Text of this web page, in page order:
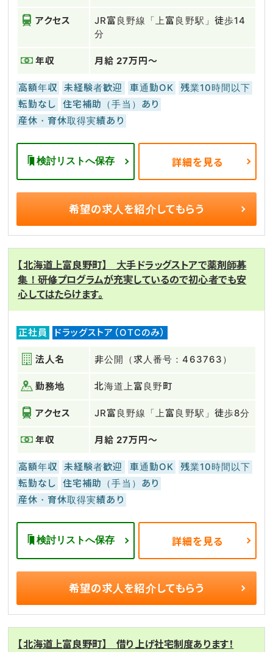
アクセス
JR富良野線「上富良野駅」徒歩14
分
年収 月給 27万円～
高額年収 未経験者歓迎 車通勤OK
残業10時間以下
転勤なし
住宅補助（手当）あり
産休・育休取得実績あり
検討リストへ保存 詳細を見る
希望の求人を紹介してもらう
【北海道上富良野町】 大手ドラッグストアで薬剤師募
集！研修プログラムが充実しているので初心者でも安
心してはたらけます。
正社員 ドラッグストア（OTCのみ）
法人名 非公開（求人番号：463763）
勤務地 北海道上富良野町
アクセス JR富良野線「上富良野駅」徒歩8分
年収 月給 27万円～
高額年収 未経験者歓迎 車通勤OK
残業10時間以下
転勤なし
住宅補助（手当）あり
産休・育休取得実績あり
検討リストへ保存 詳細を見る
希望の求人を紹介してもらう
【北海道上富良野町】 借り上げ社宅制度あります！